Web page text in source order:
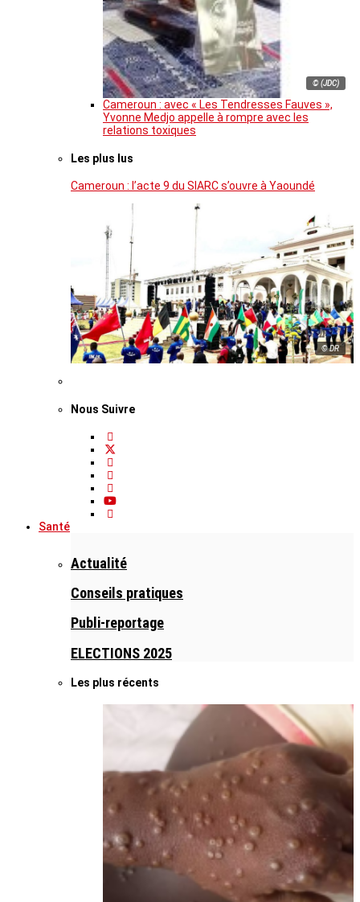
© (JDC)
Cameroun : avec « Les Tendresses Fauves »,
Yvonne Medjo appelle à rompre avec les
relations toxiques
Les plus lus
Cameroun : l’acte 9 du SIARC s’ouvre à Yaoundé
© DR
Nous Suivre
Santé
Actualité
Conseils pratiques
Publi-reportage
ELECTIONS 2025
Les plus récents